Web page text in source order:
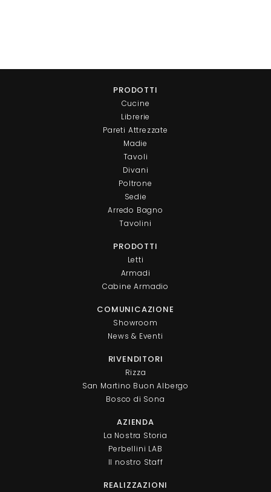
PRODOTTI
Cucine
Librerie
Pareti Attrezzate
Madie
Tavoli
Divani
Poltrone
Sedie
Arredo Bagno
Tavolini
PRODOTTI
Letti
Armadi
Cabine Armadio
COMUNICAZIONE
Showroom
News & Eventi
RIVENDITORI
Rizza
San Martino Buon Albergo
Bosco di Sona
AZIENDA
La Nostra Storia
Perbellini LAB
Il nostro Staff
REALIZZAZIONI